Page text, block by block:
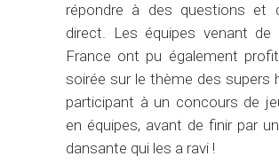
répondre à des questions et
direct. Les équipes venant
France ont pu également
soirée sur le thème des supers
participant à un concours de
en équipes, avant de finir par
dansante qui les a ravi !